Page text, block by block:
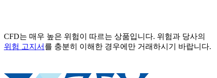
CFD는 매우 높은 위험이 따르는 상품입니다. 위험과 당사의
위험 고지서 를 충분히 이해한 경우에만 거래하시기 바랍니다.